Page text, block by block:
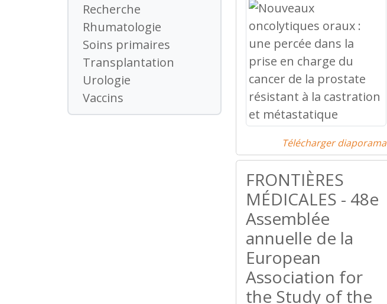
Recherche
Rhumatologie
Soins primaires
Transplantation
Urologie
Vaccins
Télécharger diaporama
FRONTIÈRES
MÉDICALES - 48e
Assemblée
annuelle de la
European
Association for
the Study of the